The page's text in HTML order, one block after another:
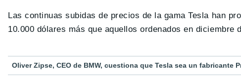
Las continuas subidas de precios de la gama Tesla han
10.000 dólares más que aquellos ordenados en diciembre
Oliver Zipse, CEO de BMW, cuestiona que Tesla sea un fabricante